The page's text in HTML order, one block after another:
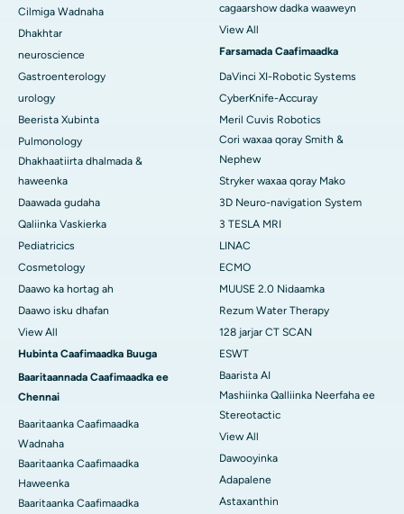
Cilmiga Wadnaha
Dhakhtar
neuroscience
Gastroenterology
urology
Beerista Xubinta
Pulmonology
Dhakhaatiirta dhalmada &
haweenka
Daawada gudaha
Qaliinka Vaskierka
Pediatricics
Cosmetology
Daawo ka hortag ah
Daawo isku dhafan
View All
Hubinta Caafimaadka Buuga
Baaritaannada Caafimaadka ee
Chennai
Baaritaanka Caafimaadka
Wadnaha
Baaritaanka Caafimaadka
Haweenka
Baaritaanka Caafimaadka
cagaarshow dadka waaweyn
View All
Farsamada Caafimaadka
DaVinci XI-Robotic Systems
CyberKnife-Accuray
Meril Cuvis Robotics
Cori waxaa qoray Smith &
Nephew
Stryker waxaa qoray Mako
3D Neuro-navigation System
3 TESLA MRI
LINAC
ECMO
MUUSE 2.0 Nidaamka
Rezum Water Therapy
128 jarjar CT SCAN
ESWT
Baarista AI
Mashiinka Qalliinka Neerfaha ee
Stereotactic
View All
Dawooyinka
Adapalene
Astaxanthin